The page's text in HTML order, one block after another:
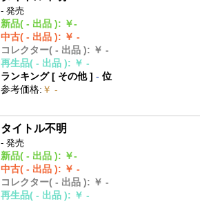
- 発売
新品( - 出品 ): ￥-
中古( - 出品 ): ￥ -
コレクター( - 出品 ): ￥ -
再生品( - 出品 ): ￥ -
ランキング [ その他]- 位
参考価格: ￥ -
タイトル不明
- 発売
新品( - 出品 ): ￥-
中古( - 出品 ): ￥ -
コレクター( - 出品 ): ￥ -
再生品( - 出品 ): ￥ -